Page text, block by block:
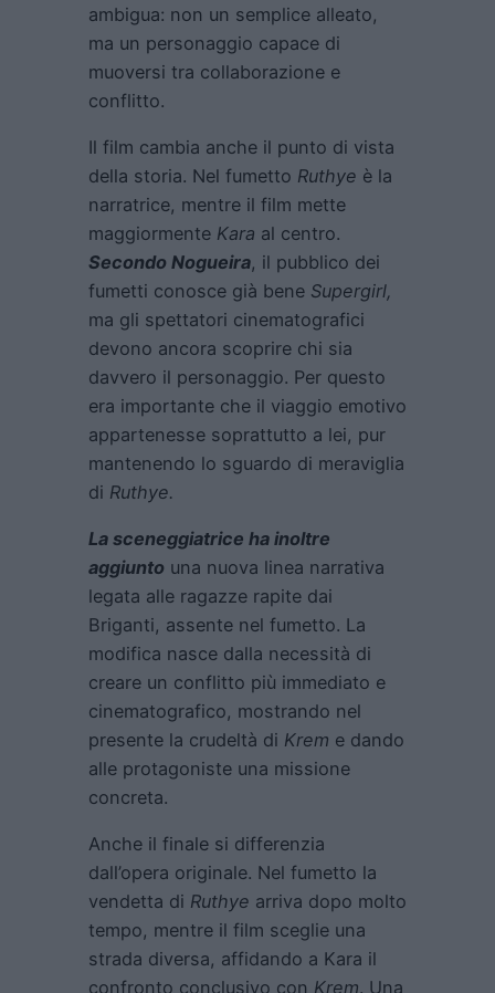
ambigua: non un semplice alleato,
ma un personaggio capace di
muoversi tra collaborazione e
conflitto.
Il film cambia anche il punto di vista
della storia. Nel fumetto Ruthye è la
narratrice, mentre il film mette
maggiormente Kara al centro.
Secondo Nogueira, il pubblico dei
fumetti conosce già bene Supergirl,
ma gli spettatori cinematografici
devono ancora scoprire chi sia
davvero il personaggio. Per questo
era importante che il viaggio emotivo
appartenesse soprattutto a lei, pur
mantenendo lo sguardo di meraviglia
di Ruthye.
La sceneggiatrice ha inoltre
aggiunto una nuova linea narrativa
legata alle ragazze rapite dai
Briganti, assente nel fumetto. La
modifica nasce dalla necessità di
creare un conflitto più immediato e
cinematografico, mostrando nel
presente la crudeltà di Krem e dando
alle protagoniste una missione
concreta.
Anche il finale si differenzia
dall’opera originale. Nel fumetto la
vendetta di Ruthye arriva dopo molto
tempo, mentre il film sceglie una
strada diversa, affidando a Kara il
confronto conclusivo con Krem. Una